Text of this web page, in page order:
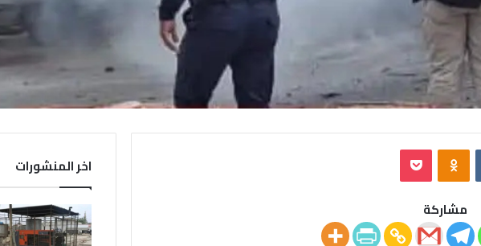
Odnoklassniki
‫Pocket
مشاركة
اخر المنشورات